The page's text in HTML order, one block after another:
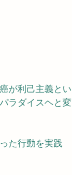
が利己主義とい
ラダイスヘと変
た行動を実践